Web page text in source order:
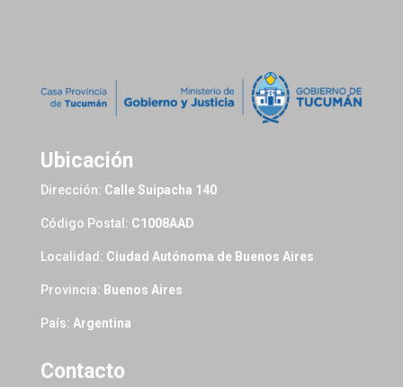
Ubicación
Dirección: Calle Suipacha 140
Código Postal: C1008AAD
Localidad: Ciudad Autónoma de Buenos Aires
Provincia: Buenos Aires
País: Argentina
Contacto